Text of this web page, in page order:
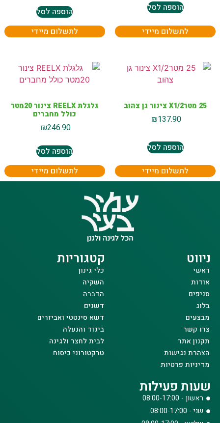
הוספה לסל
לתשלום מיידי
הוספה לסל
לתשלום מיידי
25 מטרX1/2 צינור גן צהוב
₪137.90
הוספה לסל
לתשלום מיידי
גלגלת REELX צינור 20מטר
כולל מחברים
₪246.90
הוספה לסל
לתשלום מיידי
ניווט
ראשי
אודות
סניפים
בלוג
מבצעים
צרו קשר
תקנון אתר
הצהרת נגישות
מדיניות פרטיות
קטגוריות
כלי גינון
השקיה
הדברה
דשנים
דשא סינטטי ואביזרים
ביגוד והנעלה
לבית לחצר ולגינה
טרקטורוני כיסוח
שעות פעילות
ראשון - 08:00-17:00
שני - 08:00-17:00